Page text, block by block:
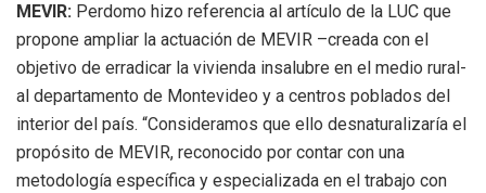
MEVIR: Perdomo hizo referencia al artículo de la LUC que
propone ampliar la actuación de MEVIR –creada con el
objetivo de erradicar la vivienda insalubre en el medio rural-
al departamento de Montevideo y a centros poblados del
interior del país. “Consideramos que ello desnaturalizaría el
propósito de MEVIR, reconocido por contar con una
metodología específica y especializada en el trabajo con